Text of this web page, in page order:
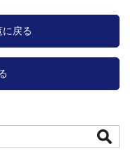
に戻る